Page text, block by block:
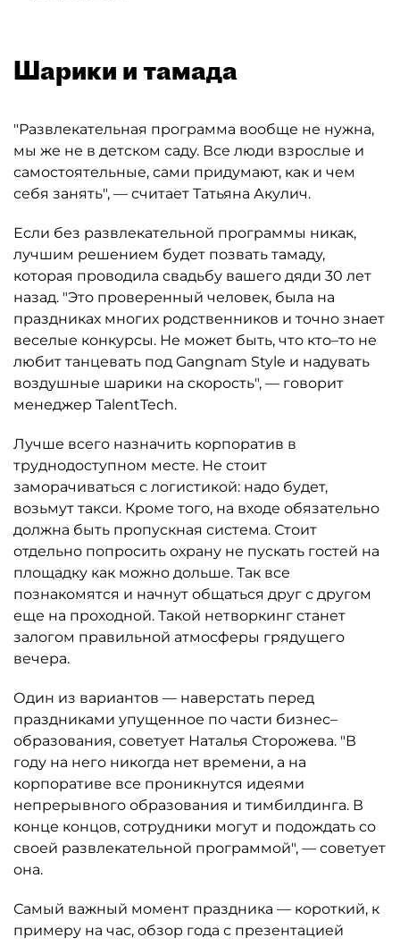
Шарики и тамада
"Развлекательная программа вообще не нужна,
мы же не в детском саду. Все люди взрослые и
самостоятельные, сами придумают, как и чем
себя занять", — считает Татьяна Акулич.
Если без развлекательной программы никак,
лучшим решением будет позвать тамаду,
которая проводила свадьбу вашего дяди 30 лет
назад. "Это проверенный человек, была на
праздниках многих родственников и точно знает
веселые конкурсы. Не может быть, что кто–то не
любит танцевать под Gangnam Style и надувать
воздушные шарики на скорость", — говорит
менеджер TalentTech.
Лучше всего назначить корпоратив в
труднодоступном месте. Не стоит
заморачиваться с логистикой: надо будет,
возьмут такси. Кроме того, на входе обязательно
должна быть пропускная система. Стоит
отдельно попросить охрану не пускать гостей на
площадку как можно дольше. Так все
познакомятся и начнут общаться друг с другом
еще на проходной. Такой нетворкинг станет
залогом правильной атмосферы грядущего
вечера.
Один из вариантов — наверстать перед
праздниками упущенное по части бизнес–
образования, советует Наталья Сторожева. "В
году на него никогда нет времени, а на
корпоративе все проникнутся идеями
непрерывного образования и тимбилдинга. В
конце концов, сотрудники могут и подождать со
своей развлекательной программой", — советует
она.
Самый важный момент праздника — короткий, к
примеру на час, обзор года с презентацией